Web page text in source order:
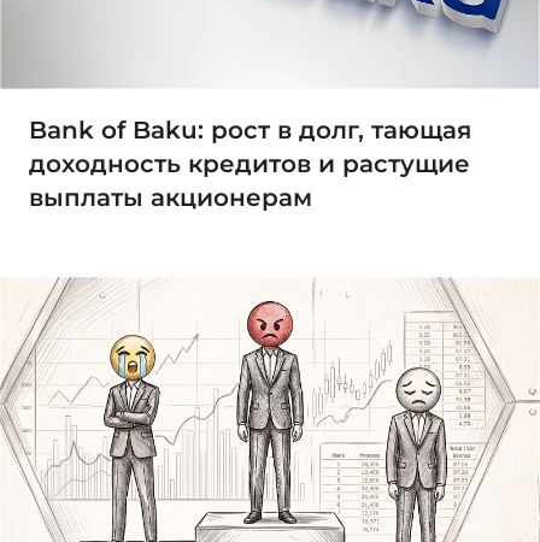
Bank of Baku: рост в долг, тающая
доходность кредитов и растущие
выплаты акционерам